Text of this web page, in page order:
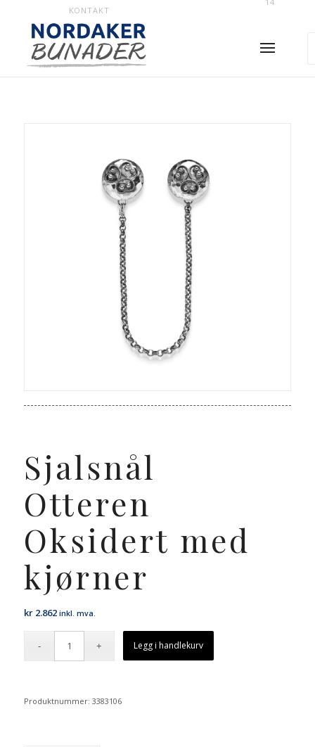
KONTAKT
Sjalsnål
Otteren
Oksidert med
kjørner
kr2.862 inkl. mva.
Legg i handlekurv
Produktnummer: 3383106